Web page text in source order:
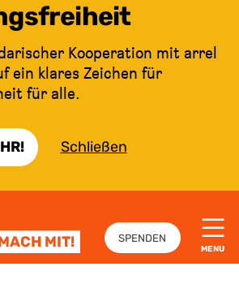
Kooperation mit arrel
ein klares Zeichen für
für alle.
Schließen
MIT! SPENDEN
MENU